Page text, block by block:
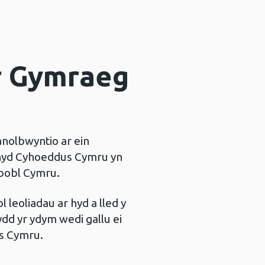
ar ein
Cyhoeddus Cymru yn
Cymru.
leoliadau ar hyd a lled y
yr ydym wedi gallu ei
Cymru.